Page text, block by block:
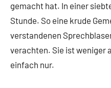
gemacht hat. In einer
Stunde. So eine krude
verstandenen
verachten. Sie ist weniger
einfach nur.